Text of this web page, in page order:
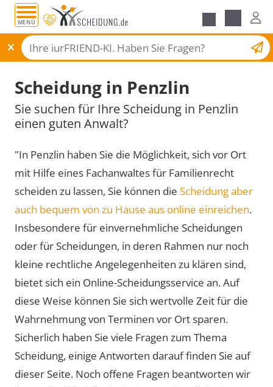
MENÜ
Scheidungsantrag
Scheidung in Penzlin
Sie suchen für Ihre Scheidung in Penzlin
einen guten Anwalt?
"In Penzlin haben Sie die Möglichkeit, sich vor Ort
mit Hilfe eines Fachanwaltes für Familienrecht
scheiden zu lassen, Sie können die Scheidung aber
auch bequem von zu Hause aus online einreichen.
Insbesondere für einvernehmliche Scheidungen
oder für Scheidungen, in deren Rahmen nur noch
kleine rechtliche Angelegenheiten zu klären sind,
bietet sich ein Online-Scheidungsservice an. Auf
diese Weise können Sie sich wertvolle Zeit für die
Wahrnehmung von Terminen vor Ort sparen.
Sicherlich haben Sie viele Fragen zum Thema
Scheidung, einige Antworten darauf finden Sie auf
dieser Seite. Noch offene Fragen beantworten wir